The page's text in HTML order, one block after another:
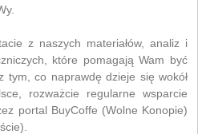
z naszych materiałów, analiz i
które pomagają Wam być
tym, co naprawdę dzieje się wokół
rozważcie regularne wsparcie
portal BuyCoffe (Wolne Konopie)